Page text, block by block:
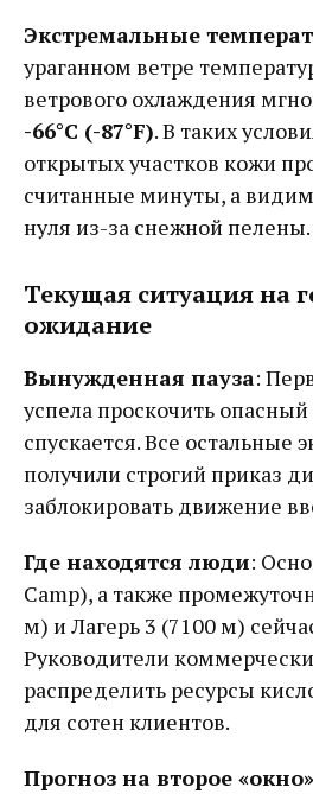
Экстремальные
ураганном ветре
ветрового охлаждения
-66°C (-87°F). В таких
открытых участков кожи
считанные минуты, а
нуля из-за снежной пелены.
Текущая ситуация на
ожидание
Вынужденная пауза:
успела проскочить
спускается. Все остальные
получили строгий приказ
заблокировать движение
Где находятся люди:
Camp), а также
м) и Лагерь 3 (7100 м)
Руководители
распределить ресурсы
для сотен клиентов.
Прогноз на второе «окно»